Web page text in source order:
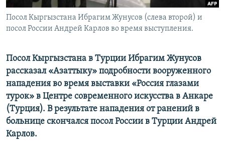
Посол Кыргызстана Ибрагим Жунусов (слева второй) и
посол России Андрей Карлов во время выступления.
Посол Кыргызстана в Турции Ибрагим Жунусов
рассказал «Азаттыку» подробности вооруженного
нападения во время выставки «Россия глазами
турок» в Центре современного искусства в Анкаре
(Турция). В результате нападения от ранений в
больнице скончался посол России в Турции Андрей
Карлов.